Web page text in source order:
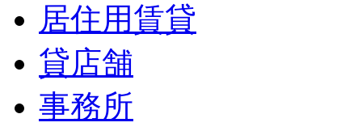
居住用賃貸
貸店舗
事務所